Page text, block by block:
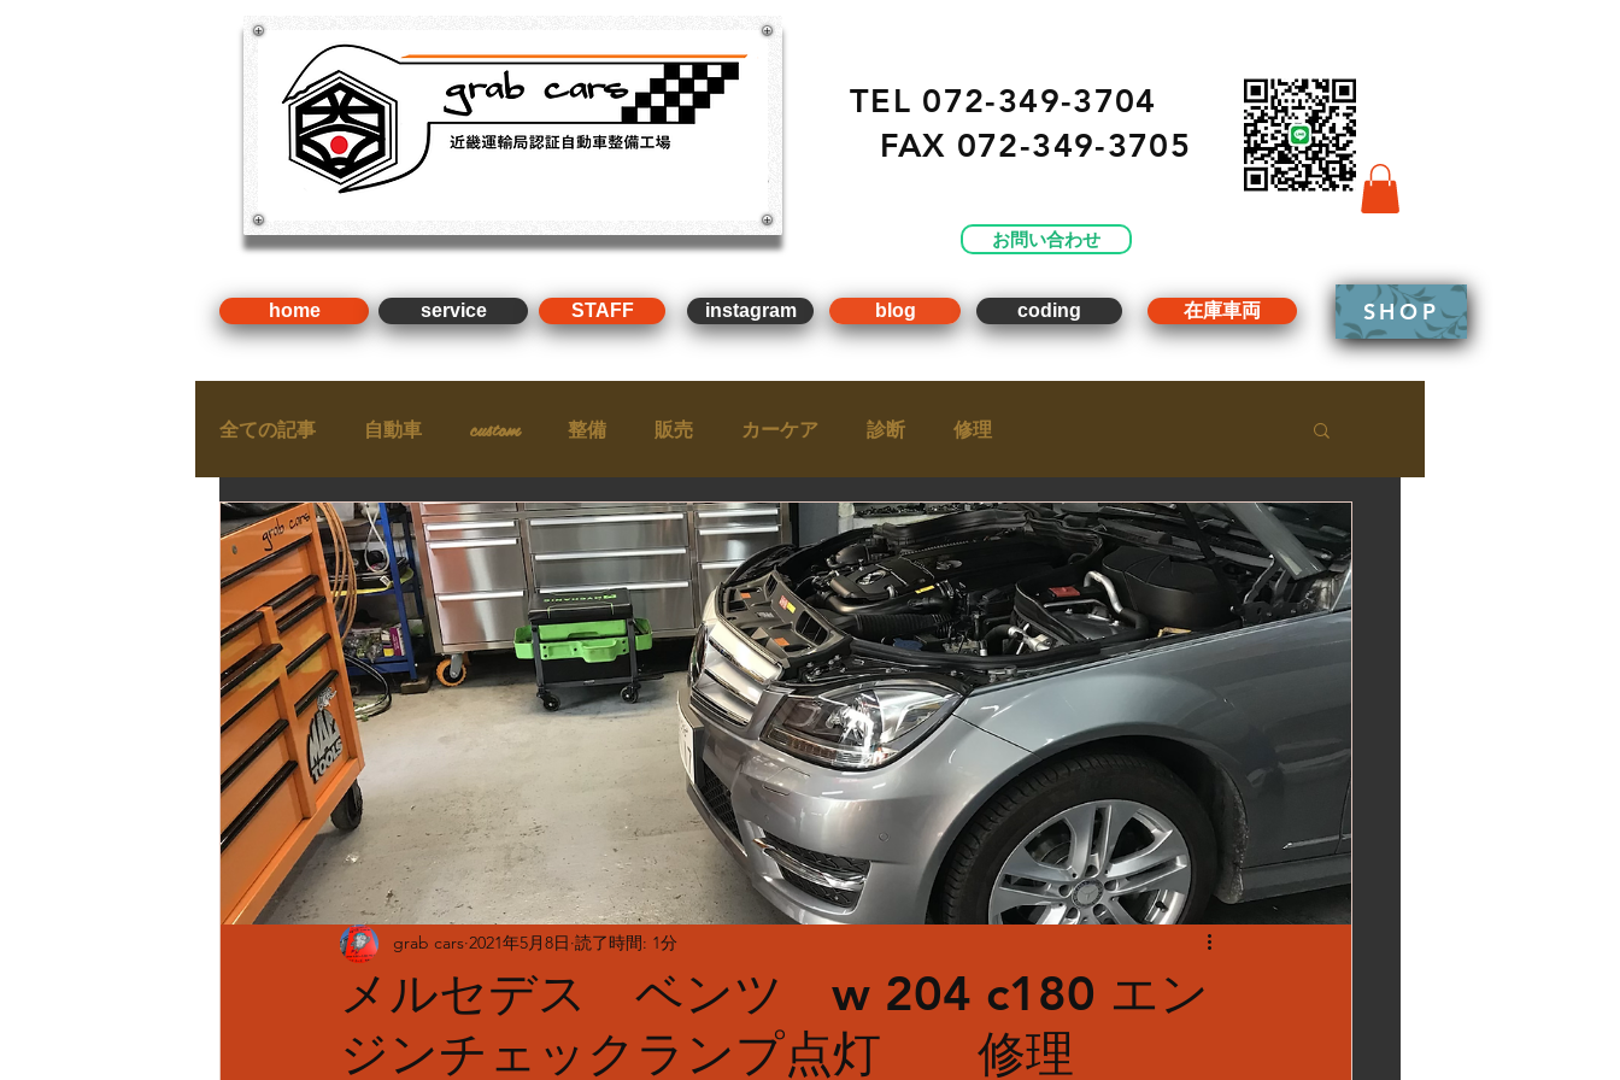
​新車・中古車・国産車・輸入車・ 販売 ・ 買取 ・車点
TEL 072-349-3704
FAX 072-349-3705
お問い合わせ
home service STAFF instagram blog coding 在庫車両 SHOP
全ての記事 自動車 custom 整備 販売 カーケア 診断 修理
メルセデス ベンツ w 204 c180 エン
ジンチェックランプ点灯 修理
grab cars 2021年5月8日 読了時間: 1分